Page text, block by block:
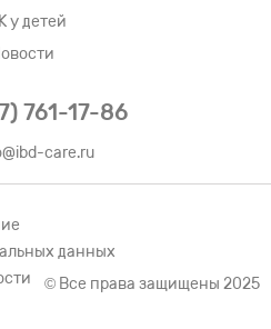
у детей
761-17-86
care.ru
данных
© Все права защищены 2025